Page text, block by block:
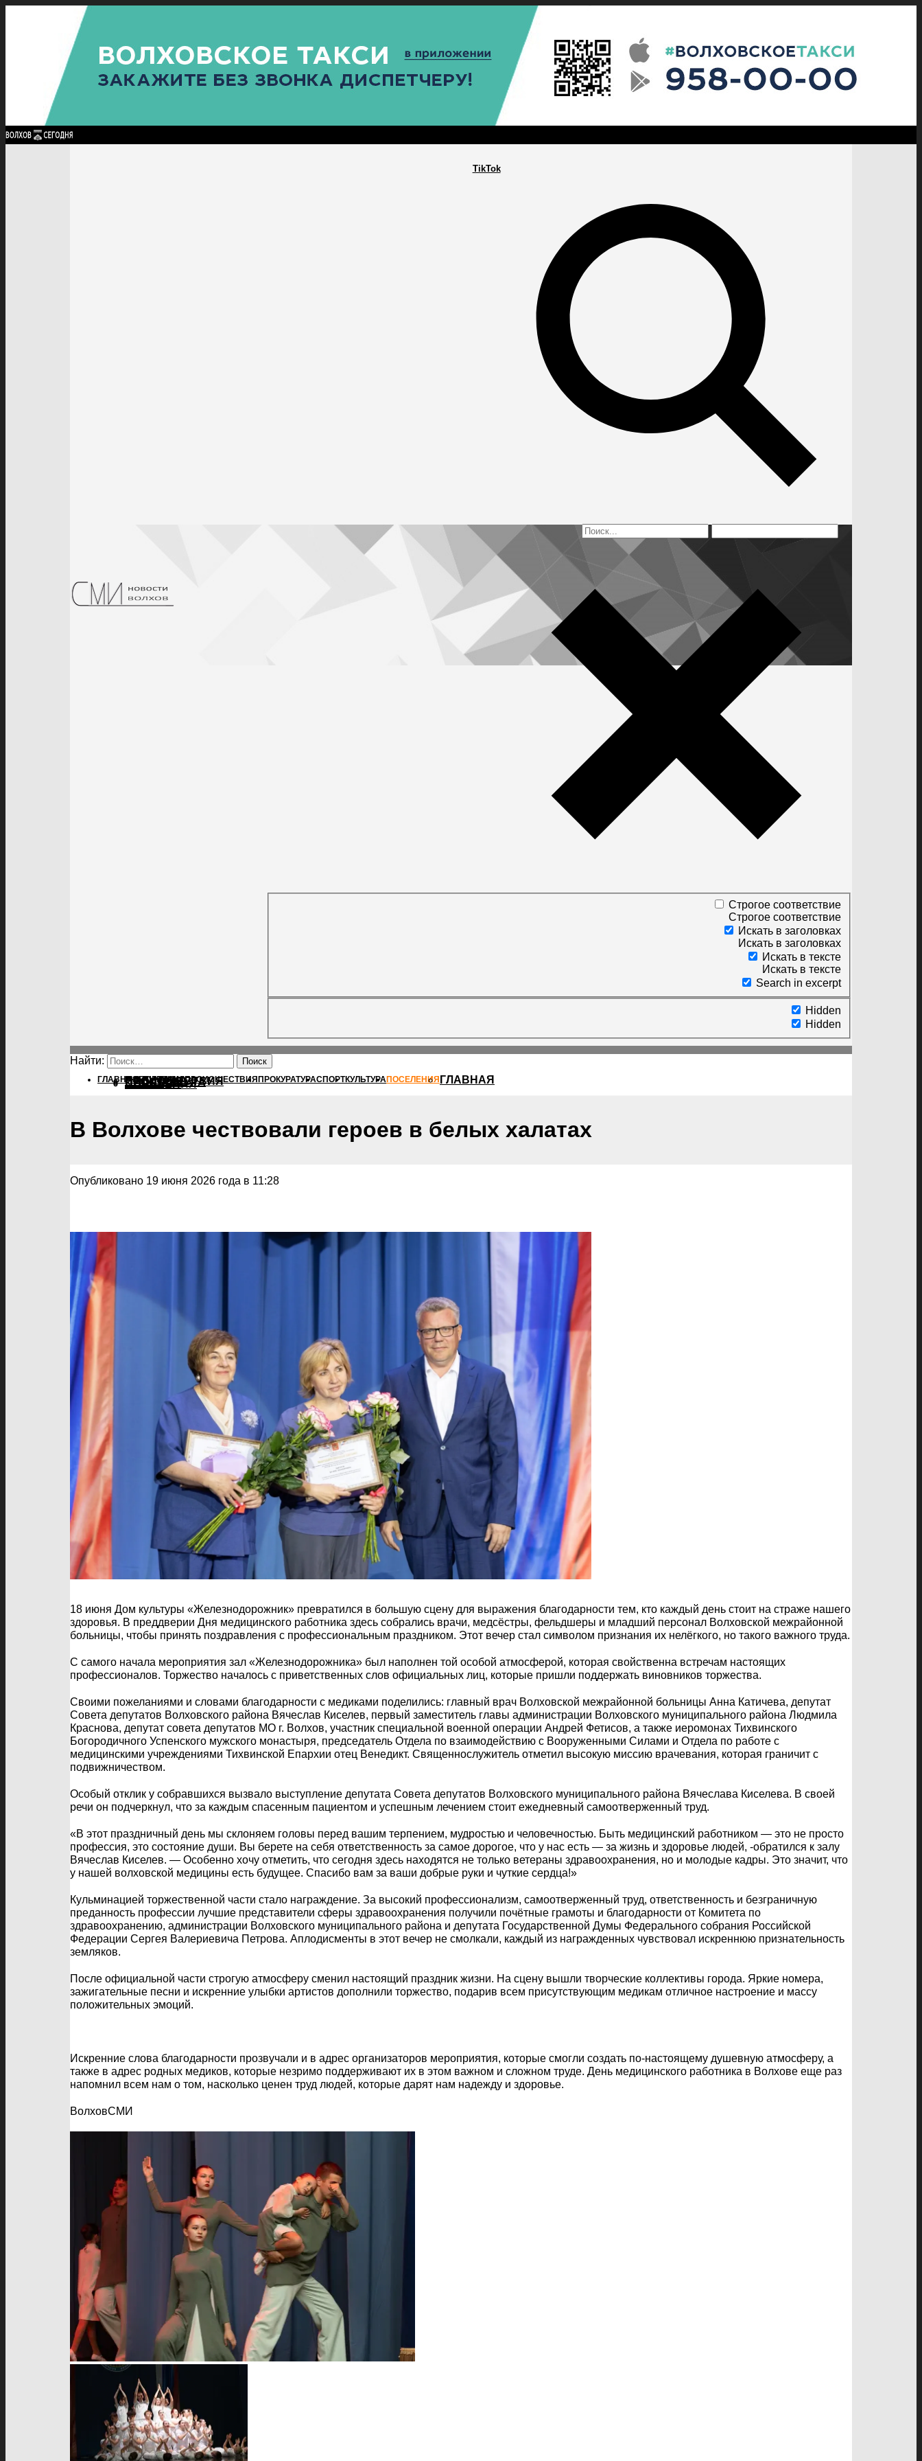
TikTok
Строгое соответствие
Строгое соответствие
Искать в заголовках
Искать в заголовках
Искать в тексте
Искать в тексте
Search in excerpt
Hidden
Hidden
Найти:
ГЛАВНАЯПОЛИТИКАПРОИСШЕСТВИЯ ПРОКУРАТУРАСПОРТКУЛЬТУРАПОСЕЛЕНИЯ ГЛАВНАЯ
ПОЛИТИКА
ПРОИСШЕСТВИЯ
ПРОКУРАТУРА
СПОРТ
КУЛЬТУРА
ПОСЕЛЕНИЯ
ГЛАВНАЯ ПОЛИТИКАПРОИСШЕСТВИЯПРОКУРАТУРА СПОРТ КУЛЬТУРАПОСЕЛЕНИЯ ГЛАВНАЯ
ПОЛИТИКА
КУЛЬТУРА
ПОСЕЛЕНИЯ
В Волхове чествовали героев в белых халатах
Опубликовано 19 июня 2026 года в 11:28
18 июня Дом культуры «Железнодорожник» превратился в большую сцену для выражения благодарности тем, кто каждый день стоит на страже нашего
здоровья. В преддверии Дня медицинского работника здесь собрались врачи, медсёстры, фельдшеры и младший персонал Волховской межрайонной
больницы, чтобы принять поздравления с профессиональным праздником. Этот вечер стал символом признания их нелёгкого, но такого важного труда.
С самого начала мероприятия зал «Железнодорожника» был наполнен той особой атмосферой, которая свойственна встречам настоящих
профессионалов. Торжество началось с приветственных слов официальных лиц, которые пришли поддержать виновников торжества.
Своими пожеланиями и словами благодарности с медиками поделились: главный врач Волховской межрайонной больницы Анна Катичева, депутат
Совета депутатов Волховского района Вячеслав Киселев, первый заместитель главы администрации Волховского муниципального района Людмила
Краснова, депутат совета депутатов МО г. Волхов, участник специальной военной операции Андрей Фетисов, а также иеромонах Тихвинского
Богородичного Успенского мужского монастыря, председатель Отдела по взаимодействию с Вооруженными Силами и Отдела по работе с
медицинскими учреждениями Тихвинской Епархии отец Венедикт. Священнослужитель отметил высокую миссию врачевания, которая граничит с
подвижничеством.
Особый отклик у собравшихся вызвало выступление депутата Совета депутатов Волховского муниципального района Вячеслава Киселева. В своей
речи он подчеркнул, что за каждым спасенным пациентом и успешным лечением стоит ежедневный самоотверженный труд.
«В этот праздничный день мы склоняем головы перед вашим терпением, мудростью и человечностью. Быть медицинский работником — это не просто
профессия, это состояние души. Вы берете на себя ответственность за самое дорогое, что у нас есть — за жизнь и здоровье людей, -обратился к залу
Вячеслав Киселев. — Особенно хочу отметить, что сегодня здесь находятся не только ветераны здравоохранения, но и молодые кадры. Это значит, что
у нашей волховской медицины есть будущее. Спасибо вам за ваши добрые руки и чуткие сердца!»
Кульминацией торжественной части стало награждение. За высокий профессионализм, самоотверженный труд, ответственность и безграничную
преданность профессии лучшие представители сферы здравоохранения получили почётные грамоты и благодарности от Комитета по
здравоохранению, администрации Волховского муниципального района и депутата Государственной Думы Федерального собрания Российской
Федерации Сергея Валериевича Петрова. Аплодисменты в этот вечер не смолкали, каждый из награжденных чувствовал искреннюю признательность
земляков.
После официальной части строгую атмосферу сменил настоящий праздник жизни. На сцену вышли творческие коллективы города. Яркие номера,
зажигательные песни и искренние улыбки артистов дополнили торжество, подарив всем присутствующим медикам отличное настроение и массу
положительных эмоций.
Искренние слова благодарности прозвучали и в адрес организаторов мероприятия, которые смогли создать по-настоящему душевную атмосферу, а
также в адрес родных медиков, которые незримо поддерживают их в этом важном и сложном труде. День медицинского работника в Волхове еще раз
напомнил всем нам о том, насколько ценен труд людей, которые дарят нам надежду и здоровье.
ВолховСМИ